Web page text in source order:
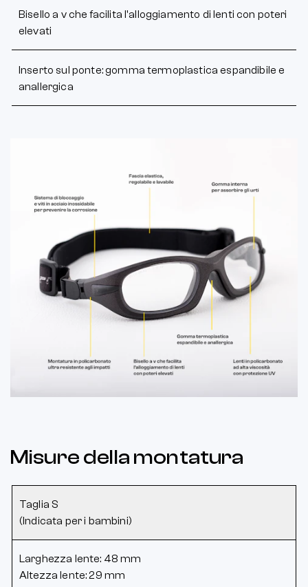
Bisello a v che facilita l'alloggiamento di lenti con poteri
elevati
Inserto sul ponte: gomma termoplastica espandibile e
anallergica
Misure della montatura
Taglia S
(Indicata per i bambini)
Larghezza lente: 48 mm
Altezza lente: 29 mm